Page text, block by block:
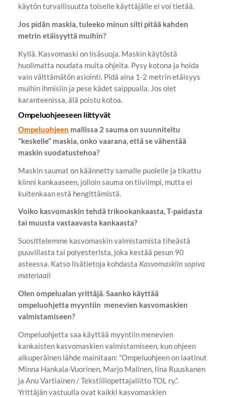
käytön turvallisuutta toiselle käyttäjälle ei voi tietää.
Jos pidän maskia, tuleeko minun silti pitää kahden
metrin etäisyyttä muihin?
Kyllä. Kasvomaski on lisäsuoja. Maskin käytöstä
huolimatta noudata muita ohjeita. Pysy kotona ja hoida
vain välttämätön asiointi. Pidä aina 1-2 metrin etäisyys
muihin ihmisiin ja pese kädet saippualla. Jos olet
karanteenissa, älä poistu kotoa.
Ompeluohjeeseen liittyvät
Ompeluohjeen mallissa 2 sauma on suunniteltu
”keskelle” maskia, onko vaarana, että se vähentää
maskin suodatustehoa?
Maskin saumat on käännetty samalle puolelle ja tikattu
kiinni kankaaseen, jolloin sauma on tiiviimpi, mutta ei
kuitenkaan estä hengittämistä.
Voiko kasvomaskin tehdä trikookankaasta, T-paidasta
tai muusta vastaavasta kankaasta?
Suosittelemme kasvomaskin valmistamista tiheästä
puuvillasta tai polyesterista, joka kestää pesun 90
asteessa. Katso lisätietoja kohdasta Kasvomaskiin sopiva
materiaali
Olen ompelualan yrittäjä. Saanko käyttää
ompeluohjetta myyntiin menevien kasvomaskien
valmistamiseen?
Ompeluohjetta saa käyttää myyntiin menevien
kankaisten kasvomaskien valmistamiseen, kun ohjeen
alkuperäinen lähde mainitaan: ”Ompeluohjeen on laatinut
Minna Hankala-Vuorinen, Marjo Malinen, Iina Ruuskanen
ja Anu Vartiainen / Tekstiiliopettajaliitto TOL ry.”.
Yrittäjän vastuulla ovat kaikki kasvomaskien